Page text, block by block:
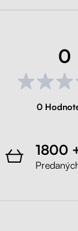
0
0
1800